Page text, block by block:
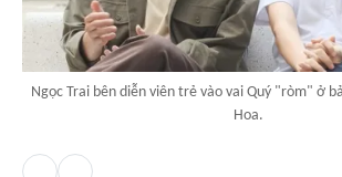
Ngọc Trai bên diễn viên trẻ vào vai Quý "ròm" ở
Hoa.